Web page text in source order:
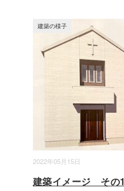
2022年05月15日
建築の様子
建築イメージ その1